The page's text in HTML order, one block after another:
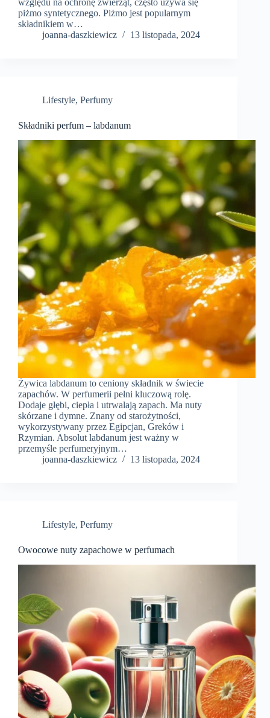
względu na ochronę zwierząt, często używa się
piżmo syntetycznego. Piżmo jest popularnym
składnikiem w…
joanna-daszkiewicz
13 listopada, 2024
Lifestyle, Perfumy
Składniki perfum – labdanum
Żywica labdanum to ceniony składnik w świecie
zapachów. W perfumerii pełni kluczową rolę.
Dodaje głębi, ciepła i utrwalają zapach. Ma nuty
skórzane i dymne. Znany od starożytności,
wykorzystywany przez Egipcjan, Greków i
Rzymian. Absolut labdanum jest ważny w
przemyśle perfumeryjnym…
joanna-daszkiewicz
13 listopada, 2024
Lifestyle, Perfumy
Owocowe nuty zapachowe w perfumach